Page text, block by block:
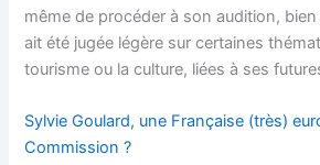
même de procéder à son audition,
ait été jugée légère sur certaines
tourisme ou la culture, liées à ses
Sylvie Goulard, une Française (très)
Commission ?